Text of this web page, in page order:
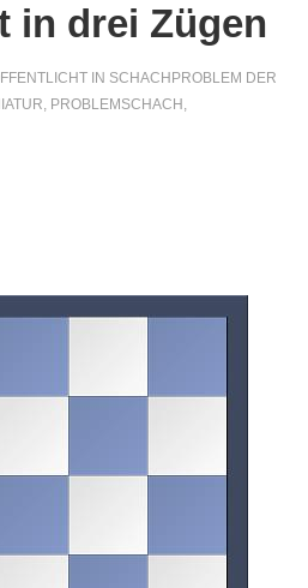
in drei Zügen
IN SCHACHPROBLEM DER
, PROBLEMSCHACH ,